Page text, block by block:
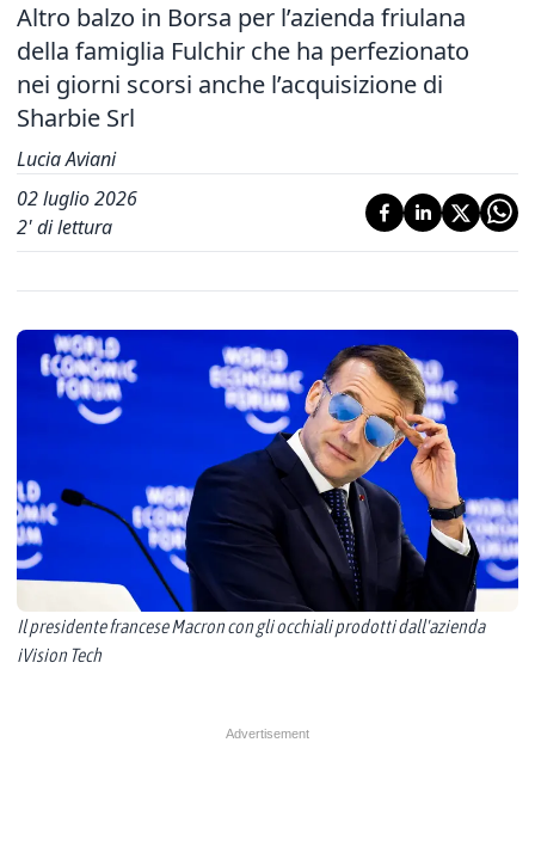
Altro balzo in Borsa per l’azienda friulana
della famiglia Fulchir che ha perfezionato
nei giorni scorsi anche l’acquisizione di
Sharbie Srl
Lucia Aviani
02 luglio 2026
2' di lettura
Il presidente francese Macron con gli occhiali prodotti dall'azienda
iVision Tech